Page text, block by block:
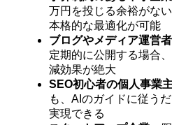
万円を投じる余裕がな
本格的な最適化が可能
ブログやメディア運営者
定期的に公開する場合
減効果が絶大
SEO初心者の個人事業
も、AIのガイドに従う
実現できる